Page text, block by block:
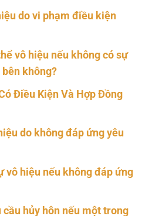
do vi phạm điều kiện
vô hiệu nếu không có sự
không?
Điều Kiện Và Hợp Đồng
do không đáp ứng yêu
vô hiệu nếu không đáp ứng
cầu hủy hôn nếu một trong